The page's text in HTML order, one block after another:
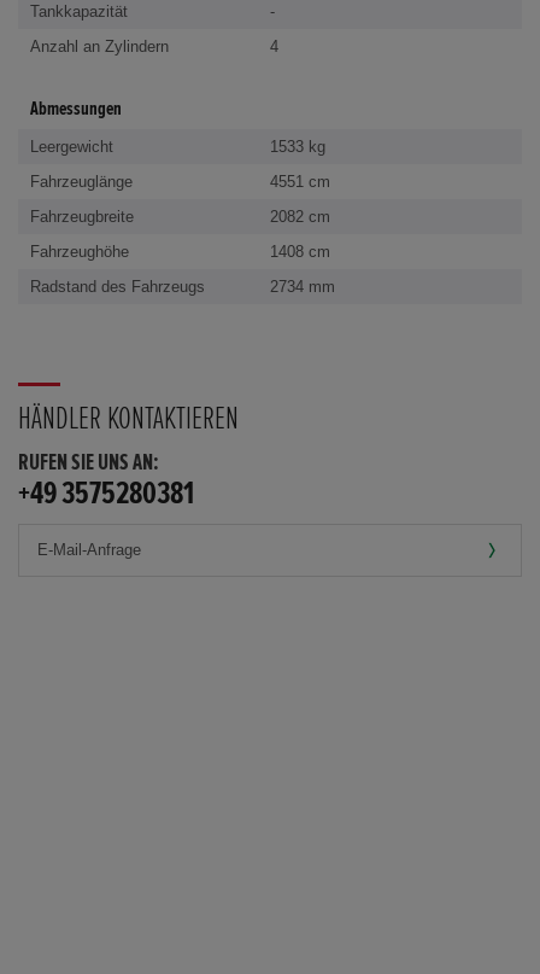
Tankkapazität
-
Anzahl an Zylindern
4
Abmessungen
Leergewicht
1533 kg
Fahrzeuglänge
4551 cm
Fahrzeugbreite
2082 cm
Fahrzeughöhe
1408 cm
Radstand des Fahrzeugs
2734 mm
HÄNDLER KONTAKTIEREN
RUFEN SIE UNS AN:
+49 3575280381